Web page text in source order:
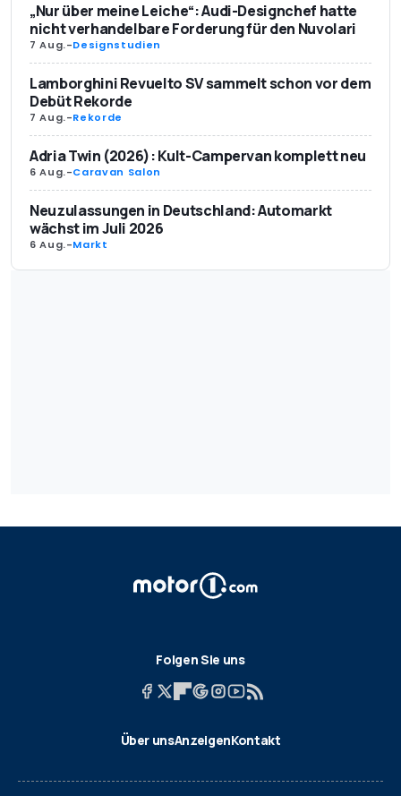
„Nur über meine Leiche“: Audi-Designchef hatte
nicht verhandelbare Forderung für den Nuvolari
7 Aug.-Designstudien
Lamborghini Revuelto SV sammelt schon vor dem
Debüt Rekorde
7 Aug.-Rekorde
Adria Twin (2026): Kult-Campervan komplett neu
6 Aug.-Caravan Salon
Neuzulassungen in Deutschland: Automarkt
wächst im Juli 2026
6 Aug.-Markt
Folgen Sie uns
Über unsAnzeigenKontakt